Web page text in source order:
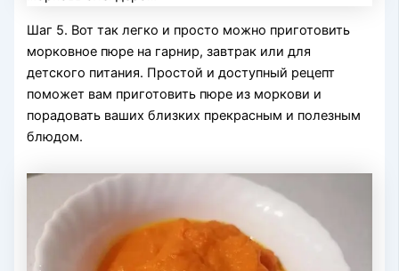
Шаг 5. Вот так легко и просто можно приготовить
морковное пюре на гарнир, завтрак или для
детского питания. Простой и доступный рецепт
поможет вам приготовить пюре из моркови и
порадовать ваших близких прекрасным и полезным
блюдом.